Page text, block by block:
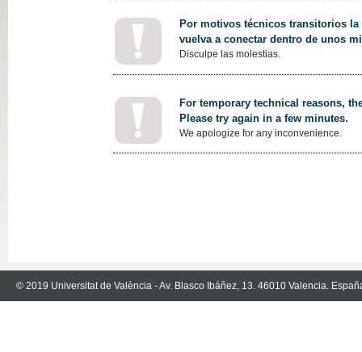
Por motivos técnicos transitorios
vuelva a conectar dentro de unos
Disculpe las molestias.
For temporary technical reasons,
Please try again in a few minutes.
We apologize for any inconvenience.
© 2019 Universitat de València - Av. Blasco Ibáñez, 13. 46010 Valencia.